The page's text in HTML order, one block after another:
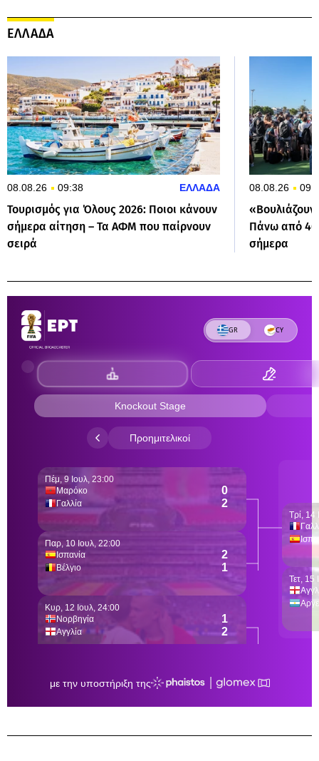
ΕΛΛΑΔΑ
08.08.26 09:38 ΕΛΛΑΔΑ
Τουρισμός για Όλους 2026: Ποιοι κάνουν
σήμερα αίτηση – Τα ΑΦΜ που παίρνουν
σειρά
08.08.26
Πάνω από 40
σήμερα